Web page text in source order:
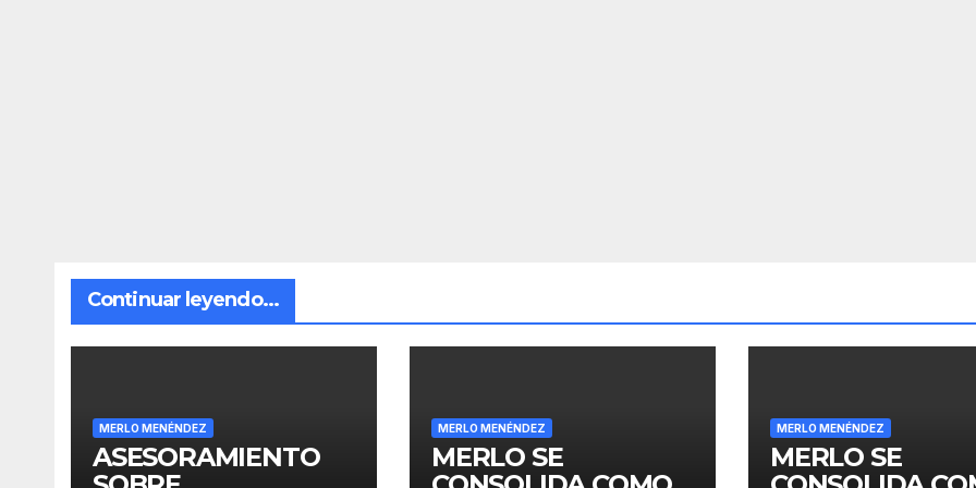
Continuar leyendo...
MERLO MENÉNDEZ
ASESORAMIENTO
MERLO MENÉNDEZ
MERLO SE
MERLO MENÉNDEZ
MERLO SE